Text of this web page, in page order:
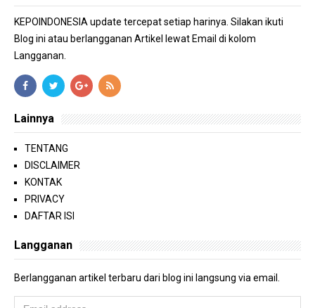
KEPOINDONESIA update tercepat setiap harinya. Silakan ikuti
Blog ini atau berlangganan Artikel lewat Email di kolom
Langganan.
Lainnya
TENTANG
DISCLAIMER
KONTAK
PRIVACY
DAFTAR ISI
Langganan
Berlangganan artikel terbaru dari blog ini langsung via email.